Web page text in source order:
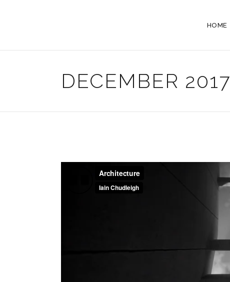
HOME
DECEMBER 2017